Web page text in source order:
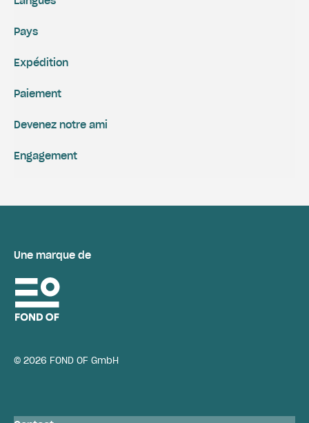
Expédition
Paiement
Engagement
Devenez notre ami
Pays
Une marque de
© 2026 FOND OF GmbH